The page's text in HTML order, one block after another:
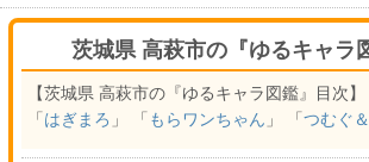
茨城県 高萩市の『ゆるキャラ
【茨城県 高萩市の『ゆるキャラ図鑑』目次】
「 はぎまろ 」 「 もらワンちゃん 」 「 つむぐ